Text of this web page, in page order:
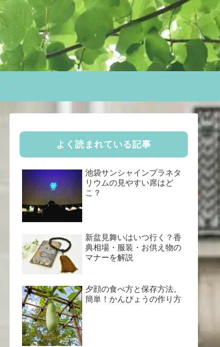
よく読まれている記事
池袋サンシャインプラネタ
リウムの見やすい席はど
こ？
新盆見舞いはいつ行く？香
典相場・服装・お供え物の
マナーを解説
夕顔の食べ方と保存方法。
簡単！かんぴょうの作り方